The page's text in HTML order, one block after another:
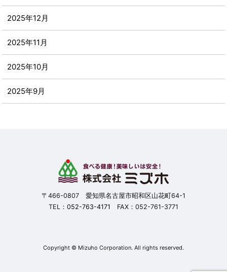
2025年12月
2025年11月
2025年10月
2025年9月
〒466-0807 愛知県名古屋市昭和区山花町64-1
TEL： 052-763-4171 FAX：052-761-3771
Copyright © Mizuho Corporation. All rights reserved.